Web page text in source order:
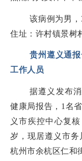
该病例为男
住址：许村镇景树
贵州遵义通
工作人员
据遵义发布
健康局报告，1名
义市疾控中心复
岁，现居遵义市
杭州市余杭区仁和